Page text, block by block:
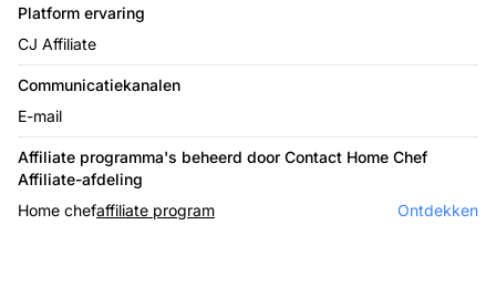
Platform ervaring
CJ Affiliate
Communicatiekanalen
E-mail
Affiliate programma's beheerd door Contact Home Chef
Affiliate-afdeling
Home chefaffiliate program Ontdekken